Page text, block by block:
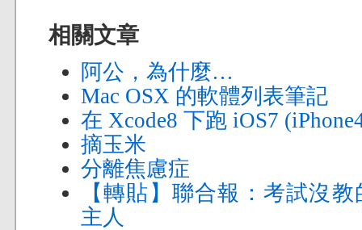
相關文章
阿公，為什麼…
Mac OSX 的軟體列表筆記
在 Xcode8 下跑 iOS7
摘玉米
分離焦慮症
【轉貼】聯合報：考試沒
主人